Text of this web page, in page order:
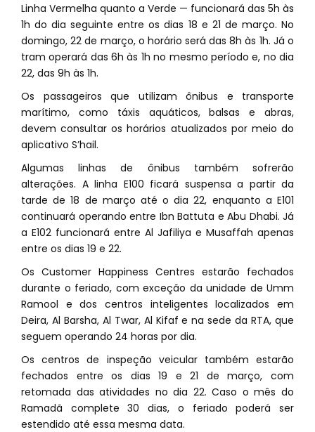
Linha Vermelha quanto a Verde — funcionará das 5h às
1h do dia seguinte entre os dias 18 e 21 de março. No
domingo, 22 de março, o horário será das 8h às 1h. Já o
tram operará das 6h às 1h no mesmo período e, no dia
22, das 9h às 1h.
Os passageiros que utilizam ônibus e transporte
marítimo, como táxis aquáticos, balsas e abras,
devem consultar os horários atualizados por meio do
aplicativo S’hail.
Algumas linhas de ônibus também sofrerão
alterações. A linha E100 ficará suspensa a partir da
tarde de 18 de março até o dia 22, enquanto a E101
continuará operando entre Ibn Battuta e Abu Dhabi. Já
a E102 funcionará entre Al Jafiliya e Musaffah apenas
entre os dias 19 e 22.
Os Customer Happiness Centres estarão fechados
durante o feriado, com exceção da unidade de Umm
Ramool e dos centros inteligentes localizados em
Deira, Al Barsha, Al Twar, Al Kifaf e na sede da RTA, que
seguem operando 24 horas por dia.
Os centros de inspeção veicular também estarão
fechados entre os dias 19 e 21 de março, com
retomada das atividades no dia 22. Caso o mês do
Ramadã complete 30 dias, o feriado poderá ser
estendido até essa mesma data.